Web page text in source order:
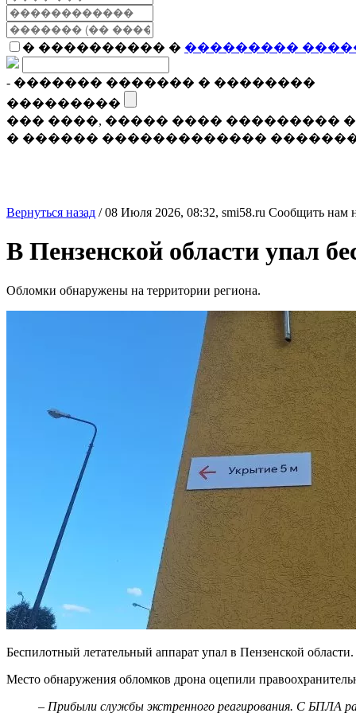
� ���������� � ���������
- ������� ������� � ��������
���������
��� ����, ����� ���� ���������
� ������ �������������
Вернуться назад /08 Июля 2026, 08:32, smi58.ru Сообщить нам
В Пензенской области упал
Обломки обнаружены на территории региона.
Беспилотный летательный аппарат упал в Пензенской
Место обнаружения обломков дрона оцепили
– Прибыли службы экстренного реагирования. С БПЛА